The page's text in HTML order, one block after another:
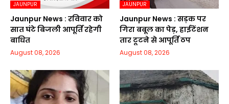
JAUNPUR
Jaunpur News : रविवार को
सात घंटे बिजली आपूर्ति रहेगी
बाधित
August 08, 2026
JAUNPUR
Jaunpur News : सड़क पर
गिरा बबूल का पेड़, हाईटेंशन
तार टूटने से आपूर्ति ठप
August 08, 2026